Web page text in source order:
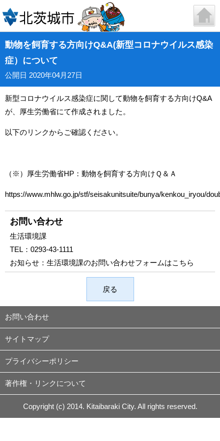
動物を飼育する方向けQ&A(新型コロナウイルス感染
症）について
公開日 2020年04月27日
新型コロナウイルス感染症に関して動物を飼育する方向けQ&A
が、厚生労働省にて作成されました。
以下のリンクからご確認ください。
（※）厚生労働省HP：動物を飼育する方向けＱ＆Ａ
https://www.mhlw.go.jp/stf/seisakunitsuite/bunya/kenkou_iryou/
お問い合わせ
生活環境課
TEL： 0293-43-1111
お知らせ： 生活環境課のお問い合わせフォームはこちら
戻る
お問い合わせ
サイトマップ
プライバシーポリシー
著作権・リンクについて
Copyright (c) 2014. Kitaibaraki City. All rights reserved.